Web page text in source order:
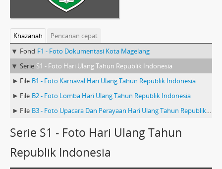
Khazanah
Pencarian cepat
Fond F1 - Foto Dokumentasi Kota Magelang
Serie S1 - Foto Hari Ulang Tahun Republik Indonesia
File B1 - Foto Karnaval Hari Ulang Tahun Republik Indonesia
File B2 - Foto Lomba Hari Ulang Tahun Republik Indonesia
File B3 - Foto Upacara Dan Perayaan Hari Ulang Tahun Republik Indonesia
Serie S1 - Foto Hari Ulang Tahun
Republik Indonesia